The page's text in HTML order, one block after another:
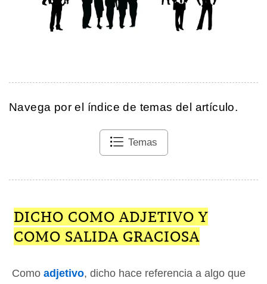
Navega por el índice de temas del artículo.
Temas
DICHO COMO ADJETIVO Y
COMO SALIDA GRACIOSA
Como adjetivo, dicho hace referencia a algo que